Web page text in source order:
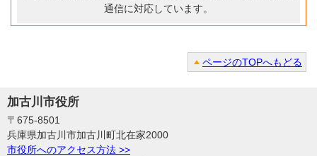
通信に対応しています。
ページのTOPへもどる
加古川市役所
〒675-8501
兵庫県加古川市加古川町北在家2000
市役所へのアクセス方法 >>